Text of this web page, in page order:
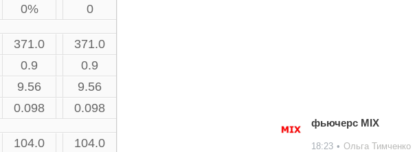
0% 0
371.0
371.0
0.9
0.9
9.56
9.56
0.098 0.098
104.0
104.0
фьючерс MIX
18:23 • Ольга Тимченко